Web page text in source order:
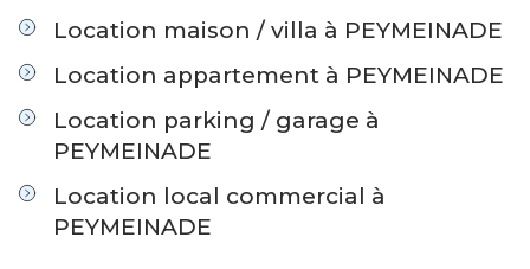
Location maison / villa à PEYMEINADE
Location appartement à PEYMEINADE
Location parking / garage à
PEYMEINADE
Location local commercial à
PEYMEINADE